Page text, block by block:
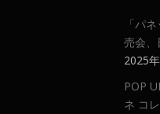
「パ
売会、
2025
POP
ネ コ